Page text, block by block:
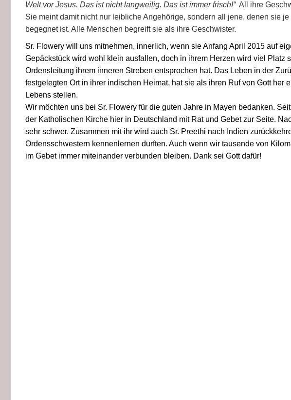
Welt vor Jesus. Das ist nicht langweilig. Das ist immer frisch!“All ihre
Sie meint damit nicht nur leibliche Angehörige, sondern all jene, denen sie je
begegnet ist. Alle Menschen begreift sie als ihre Geschwister.
Sr. Flowery will uns mitnehmen, innerlich, wenn sie Anfang April 2015 auf
Gepäckstück wird wohl klein ausfallen, doch in ihrem Herzen wird viel Platz
Ordensleitung ihrem inneren Streben entsprochen hat. Das Leben in der
festgelegten Ort in ihrer indischen Heimat, hat sie als ihren Ruf von Gott her
Lebens stellen.
Wir möchten uns bei Sr. Flowery für die guten Jahre in Mayen bedanken.
der Katholischen Kirche hier in Deutschland mit Rat und Gebet zur Seite.
sehr schwer. Zusammen mit ihr wird auch Sr. Preethi nach Indien
Ordensschwestern kennenlernen durften. Auch wenn wir tausende von
im Gebet immer miteinander verbunden bleiben. Dank sei Gott dafür!